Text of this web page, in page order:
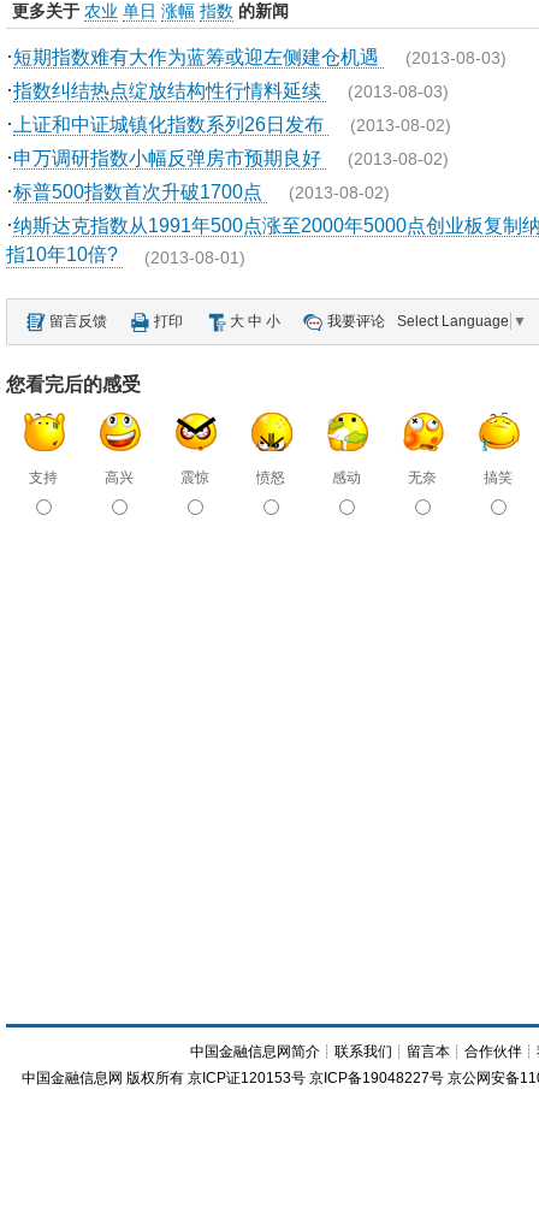
更多关于 农业 单日 涨幅 指数 的新闻
·短期指数难有大作为蓝筹或迎左侧建仓机遇 (2013-08-03)
·指数纠结热点绽放结构性行情料延续 (2013-08-03)
· 上证和中证城镇化指数系列26日发布 (2013-08-02)
·申万调研指数小幅反弹房市预期良好 (2013-08-02)
·标普500指数首次升破1700点 (2013-08-02)
·纳斯达克指数从1991年500点涨至2000年5000点创业板复制
指10年10倍? (2013-08-01)
留言反馈 打印 大 中 小 我要评论 Select Language ▼
您看完后的感受
支持 高兴 震惊 愤怒 感动 无奈 搞笑
中国金融信息网简介 ┊联系我们 ┊ 留言本 ┊合作伙伴 ┊
中国金融信息网 版权所有 京ICP证120153号 京ICP备19048227号 京公网安备